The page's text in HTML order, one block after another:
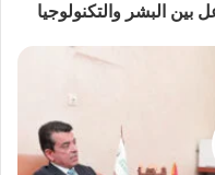
بين البشر والتكنولوجيا